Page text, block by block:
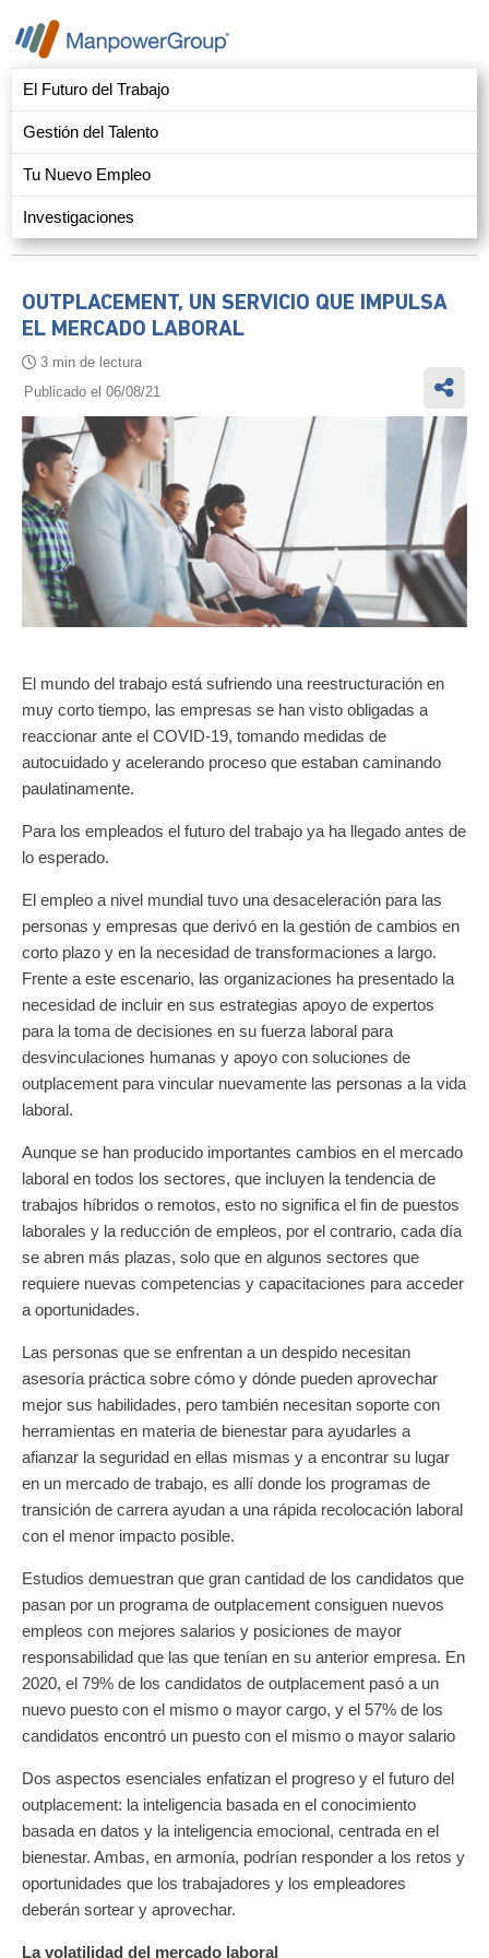
El Futuro del Trabajo
Gestión del Talento
Tu Nuevo Empleo
Investigaciones
OUTPLACEMENT, UN SERVICIO QUE IMPULSA
EL MERCADO LABORAL
3 min de lectura
Publicado el 06/08/21
El mundo del trabajo está sufriendo una reestructuración en
muy corto tiempo, las empresas se han visto obligadas a
reaccionar ante el COVID-19, tomando medidas de
autocuidado y acelerando proceso que estaban caminando
paulatinamente.
Para los empleados el futuro del trabajo ya ha llegado antes de
lo esperado.
El empleo a nivel mundial tuvo una desaceleración para las
personas y empresas que derivó en la gestión de cambios en
corto plazo y en la necesidad de transformaciones a largo.
Frente a este escenario, las organizaciones ha presentado la
necesidad de incluir en sus estrategias apoyo de expertos
para la toma de decisiones en su fuerza laboral para
desvinculaciones humanas y apoyo con soluciones de
outplacement para vincular nuevamente las personas a la vida
laboral.
Aunque se han producido importantes cambios en el mercado
laboral en todos los sectores, que incluyen la tendencia de
trabajos híbridos o remotos, esto no significa el fin de puestos
laborales y la reducción de empleos, por el contrario, cada día
se abren más plazas, solo que en algunos sectores que
requiere nuevas competencias y capacitaciones para acceder
a oportunidades.
Las personas que se enfrentan a un despido necesitan
asesoría práctica sobre cómo y dónde pueden aprovechar
mejor sus habilidades, pero también necesitan soporte con
herramientas en materia de bienestar para ayudarles a
afianzar la seguridad en ellas mismas y a encontrar su lugar
en un mercado de trabajo, es allí donde los programas de
transición de carrera ayudan a una rápida recolocación laboral
con el menor impacto posible.
Estudios demuestran que gran cantidad de los candidatos que
pasan por un programa de outplacement consiguen nuevos
empleos con mejores salarios y posiciones de mayor
responsabilidad que las que tenían en su anterior empresa. En
2020, el 79% de los candidatos de outplacement pasó a un
nuevo puesto con el mismo o mayor cargo, y el 57% de los
candidatos encontró un puesto con el mismo o mayor salario
Dos aspectos esenciales enfatizan el progreso y el futuro del
outplacement: la inteligencia basada en el conocimiento
basada en datos y la inteligencia emocional, centrada en el
bienestar. Ambas, en armonía, podrían responder a los retos y
oportunidades que los trabajadores y los empleadores
deberán sortear y aprovechar.
La volatilidad del mercado laboral